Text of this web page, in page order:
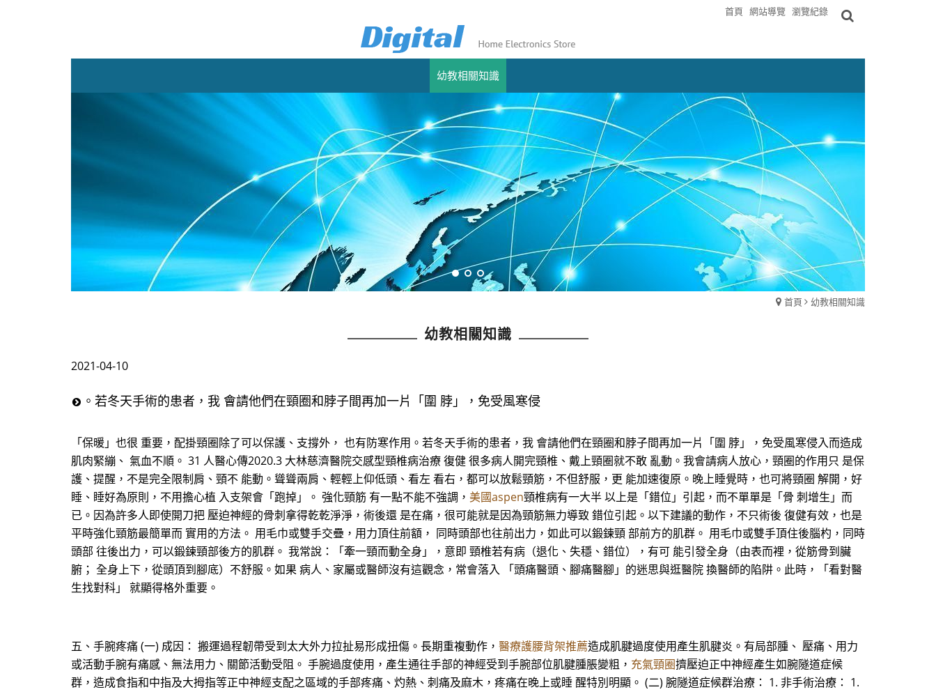
首頁 網站導覽 瀏覽紀錄
幼教相關知識
首頁 幼教相關知識
幼教相關知識
2021-04-10
。若冬天手術的患者，我 會請他們在頸圈和脖子間再加一片「圍 脖」，免受風寒侵
「保暖」也很 重要，配掛頸圈除了可以保護、支撐外， 也有防寒作用。若冬天手術的患者，我 會請他們在頸圈和脖子間再加一片「圍 脖」，免受風寒侵入而造成
肌肉緊繃、 氣血不順。 31 人醫心傳2020.3 大林慈濟醫院交感型頸椎病治療 復健 很多病人開完頸椎、戴上頸圈就不敢 亂動。我會請病人放心，頸圈的作用只 是保
護、提醒，不是完全限制肩、頸不 能動。聳聳兩肩、輕輕上仰低頭、看左 看右，都可以放鬆頸筋，不但舒服，更 能加速復原。晚上睡覺時，也可將頸圈 解開，好
睡、睡好為原則，不用擔心植 入支架會「跑掉」。 強化頸筋 有一點不能不強調， 美國aspen頸椎病有一大半 以上是「錯位」引起，而不單單是「骨 刺增生」而
已。因為許多人即使開刀把 壓迫神經的骨刺拿得乾乾淨淨，術後還 是在痛，很可能就是因為頸筋無力導致 錯位引起。以下建議的動作，不只術後 復健有效，也是
平時強化頸筋最簡單而 實用的方法。 用毛巾或雙手交疊，用力頂住前額， 同時頭部也往前出力，如此可以鍛鍊頸 部前方的肌群。 用毛巾或雙手頂住後腦杓，同時
頭部 往後出力，可以鍛鍊頸部後方的肌群。 我常說：「牽一頸而動全身」，意即 頸椎若有病（退化、失穩、錯位），有可 能引發全身（由表而裡，從筋骨到臟
腑； 全身上下，從頭頂到腳底）不舒服。如果 病人、家屬或醫師沒有這觀念，常會落入 「頭痛醫頭、腳痛醫腳」的迷思與逛醫院 換醫師的陷阱。此時，「看對醫
生找對科」 就顯得格外重要。
五、手腕疼痛 (一) 成因： 搬運過程韌帶受到太大外力拉扯易形成扭傷。長期重複動作， 醫療護腰背架推薦造成肌腱過度使用產生肌腱炎。有局部腫、 壓痛、用力
或活動手腕有痛感、無法用力、關節活動受阻。 手腕過度使用，產生通往手部的神經受到手腕部位肌腱腫脹變粗， 充氣頸圈擠壓迫正中神經產生如腕隧道症候
群，造成食指和中指及大拇指等正中神經支配之區域的手部疼痛、灼熱、刺痛及麻木，疼痛在晚上或睡 醒特別明顯。 (二) 腕隧道症候群治療： 1. 非手術治療： 1.